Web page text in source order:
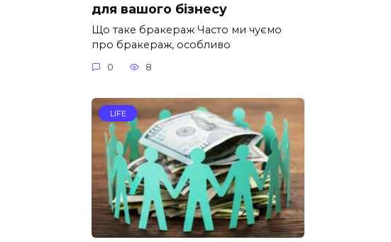
для вашого бізнесу
Що таке бракераж Часто ми чуємо
про бракераж, особливо
0 8
LIFE